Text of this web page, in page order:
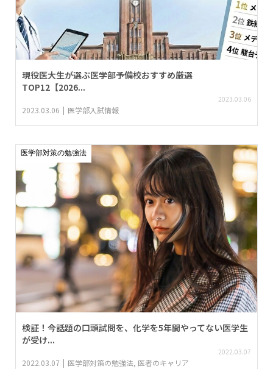
現役医大生が選ぶ医学部予備校おすすめ厳選
TOP12【2026...
2023.03.06
2023.03.06 医学部入試情報
医学部対策の勉強法
検証！今話題の口頭試問を、化学を5年間やってない医学生
が受け...
2022.03.07
2022.03.07 医学部対策の勉強法, 医者のキャリア